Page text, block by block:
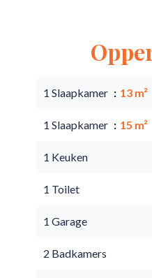
1 Slaapkamer 13 m²
1 Slaapkamer 15 m²
1 Keuken
1 Toilet
1 Garage
2 Badkamers